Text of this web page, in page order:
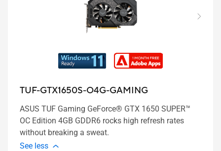
TUF-GTX1650S-O4G-GAMING
ASUS TUF Gaming GeForce® GTX 1650 SUPER™
OC Edition 4GB GDDR6 rocks high refresh rates
without breaking a sweat.
See less